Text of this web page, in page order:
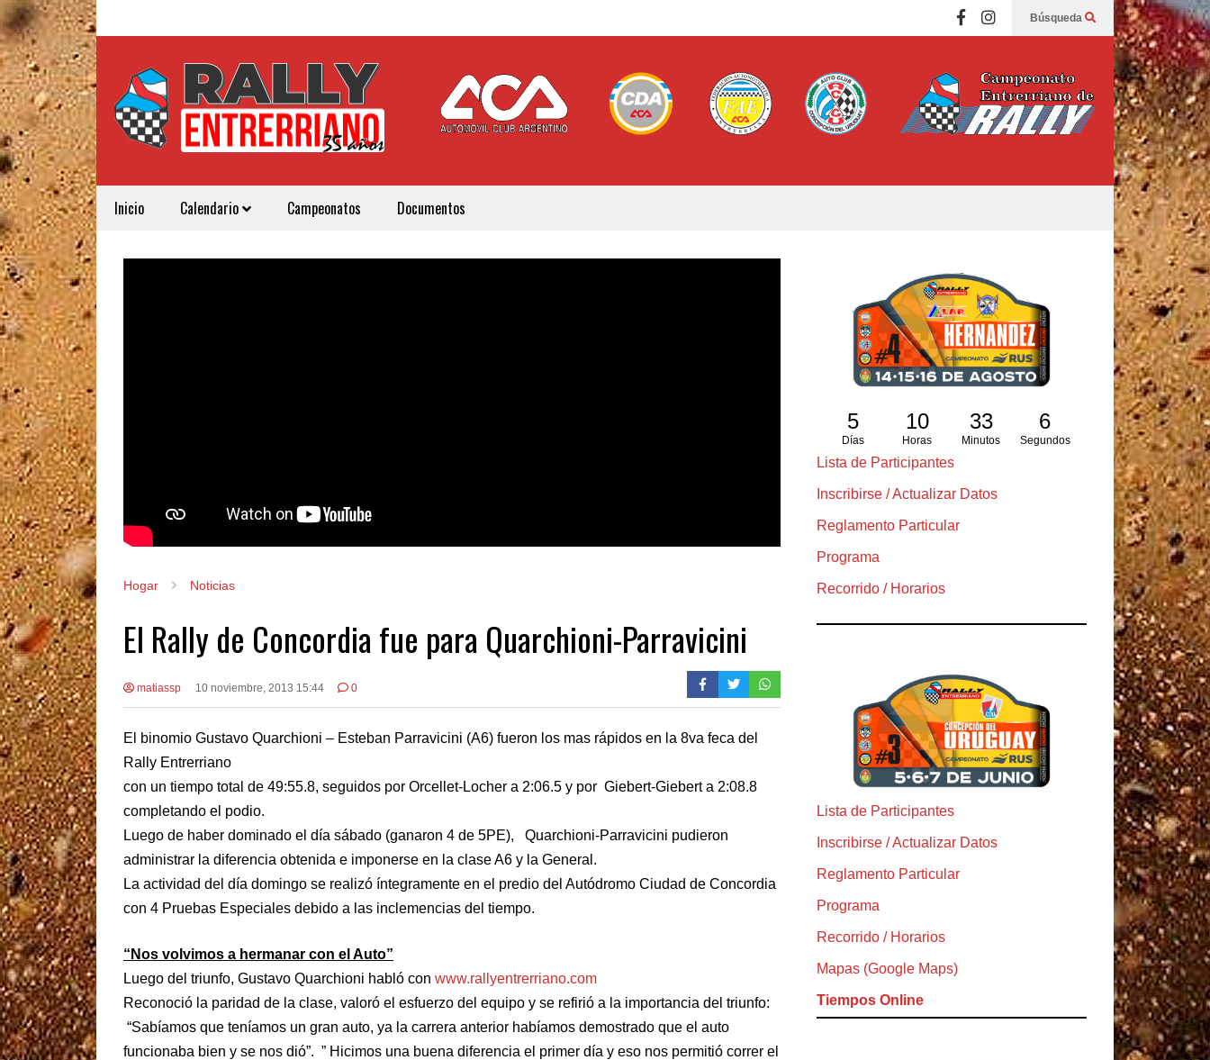
Búsqueda
Inicio Calendario Campeonatos Documentos
Hogar Noticias
El Rally de Concordia fue para Quarchioni-Parravicini
matiassp 10 noviembre, 2013 15:44 0
El binomio Gustavo Quarchioni – Esteban Parravicini (A6) fueron los mas rápidos en la 8va feca del
Rally Entrerriano
con un tiempo total de 49:55.8, seguidos por Orcellet-Locher a 2:06.5 y por Giebert-Giebert a 2:08.8
completando el podio.
Luego de haber dominado el día sábado (ganaron 4 de 5PE), Quarchioni-Parravicini pudieron
administrar la diferencia obtenida e imponerse en la clase A6 y la General.
La actividad del día domingo se realizó íntegramente en el predio del Autódromo Ciudad de Concordia
con 4 Pruebas Especiales debido a las inclemencias del tiempo.
“Nos volvimos a hermanar con el Auto”
Luego del triunfo, Gustavo Quarchioni habló con www.rallyentrerriano.com
Reconoció la paridad de la clase, valoró el esfuerzo del equipo y se refirió a la importancia del triunfo:
“Sabíamos que teníamos un gran auto, ya la carrera anterior habíamos demostrado que el auto
funcionaba bien y se nos dió”. ” Hicimos una buena diferencia el primer día y eso nos permitió correr el
5
Días
10
Horas
33
Minutos
5
Segundos
Lista de Participantes
Inscribirse / Actualizar Datos
Reglamento Particular
Programa
Recorrido / Horarios
Lista de Participantes
Inscribirse / Actualizar Datos
Reglamento Particular
Programa
Recorrido / Horarios
Mapas (Google Maps)
Tiempos Online